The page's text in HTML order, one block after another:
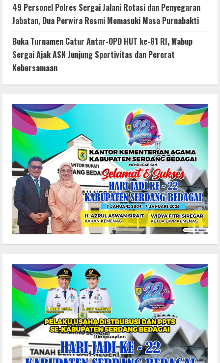
49 Personel Polres Sergai Jalani Rotasi dan Penyegaran
Jabatan, Dua Perwira Resmi Memasuki Masa Purnabakti
Buka Turnamen Catur Antar-OPD HUT ke-81 RI, Wabup
Sergai Ajak ASN Junjung Sportivitas dan Pererat
Kebersamaan